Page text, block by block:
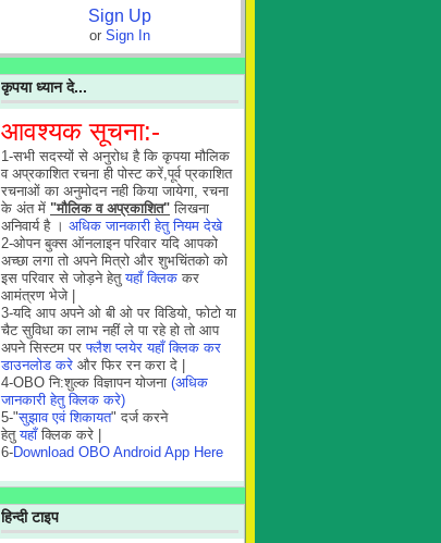
Sign Up
or Sign In
कृपया ध्यान दे...
आवश्यक सूचना:-
1-सभी सदस्यों से अनुरोध है कि कृपया मौलिक
व अप्रकाशित रचना ही पोस्ट करें,पूर्व प्रकाशित
रचनाओं का अनुमोदन नही किया जायेगा, रचना
के अंत में "मौलिक व अप्रकाशित" लिखना
अनिवार्य है । अधिक जानकारी हेतु नियम देखे
2-ओपन बुक्स ऑनलाइन परिवार यदि आपको
अच्छा लगा तो अपने मित्रो और शुभचिंतको को
इस परिवार से जोड़ने हेतुयहाँ क्लिक कर
आमंत्रण भेजे |
3-यदि आप अपने ओ बी ओ पर विडियो, फोटो या
चैट सुविधा का लाभ नहीं ले पा रहे हो तो आप
अपने सिस्टम परफ्लैश प्लयेर यहाँ क्लिक कर
डाउनलोड करे और फिर रन करा दे |
4-OBO नि:शुल्क विज्ञापन योजना (अधिक
जानकारी हेतु क्लिक करे)
5-"सुझाव एवं शिकायत" दर्ज करने
हेतुयहाँक्लिक करे |
6-Download OBO Android App Here
हिन्दी टाइप